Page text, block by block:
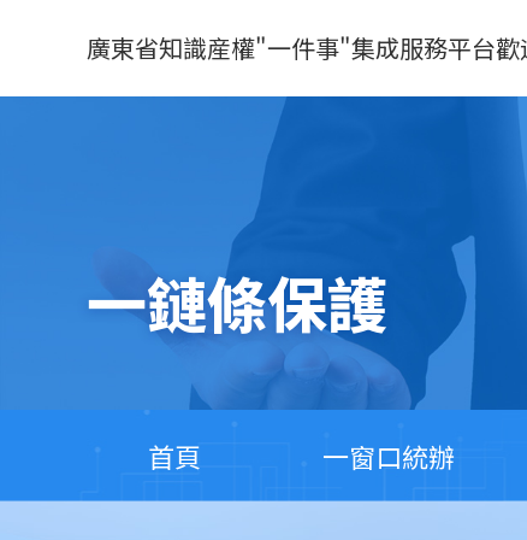
廣東省知識産權"一件事"集成服務平台歡
一鏈條保護
首頁 一窗口統辦